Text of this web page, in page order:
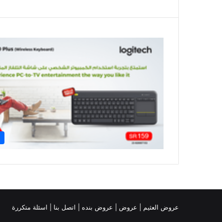
عروض العثيم عروض عروض بنده | اتصل بنا | اسئلة متكررة